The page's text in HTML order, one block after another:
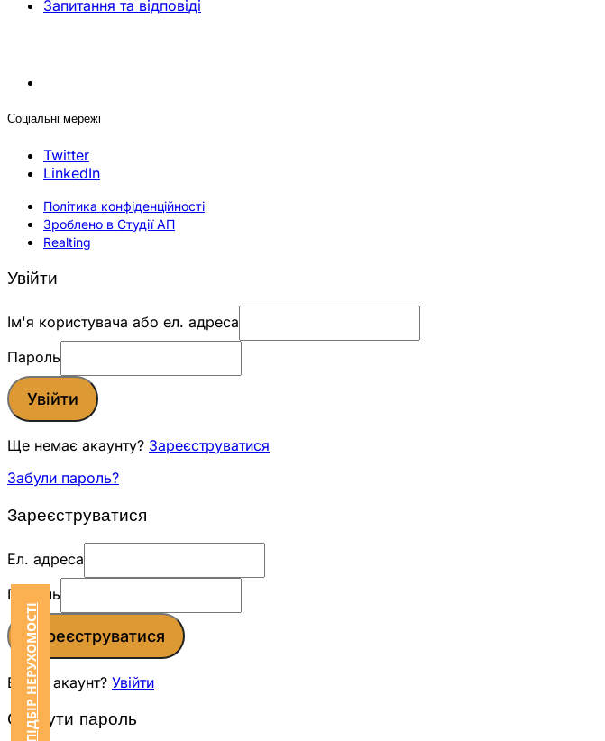
Запитання та відповіді
Соціальні мережі
Twitter
LinkedIn
Політика конфіденційності
Зроблено в Студії АП
Realting
Увійти
Ім'я користувача або ел. адреса
Пароль
Увійти
Ще немає акаунту? Зареєструватися
Забули пароль?
Зареєструватися
Ел. адреса
Пароль
Зареєструватися
Вже є акаунт? Увійти
Скинути пароль